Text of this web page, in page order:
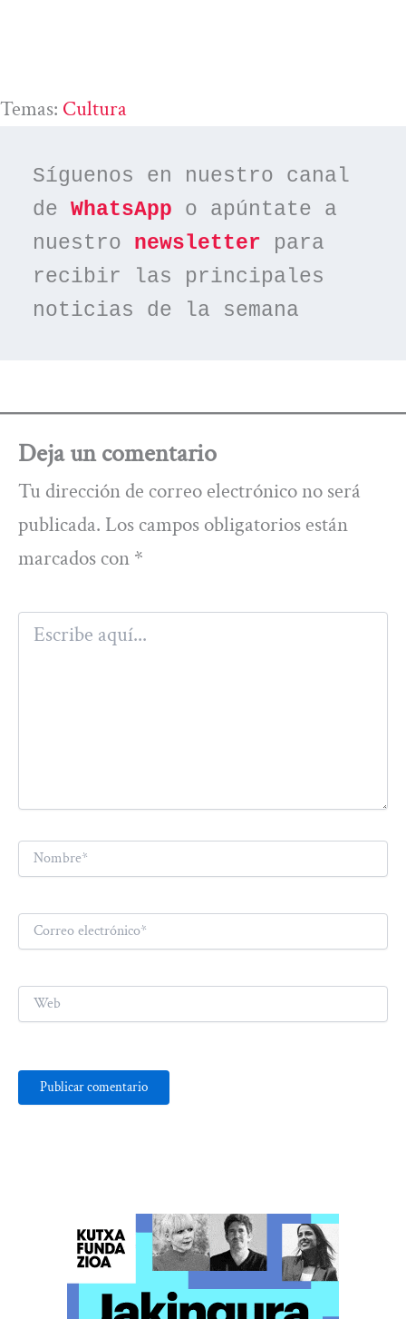
Temas: Cultura
Síguenos en nuestro canal
de WhatsApp o apúntate a
nuestro newsletter para
recibir las principales
noticias de la semana
Deja un comentario
Tu dirección de correo electrónico no será
publicada. Los campos obligatorios están
marcados con *
Escribe
aquí...
Nombre*
Correo
electrónico*
Web